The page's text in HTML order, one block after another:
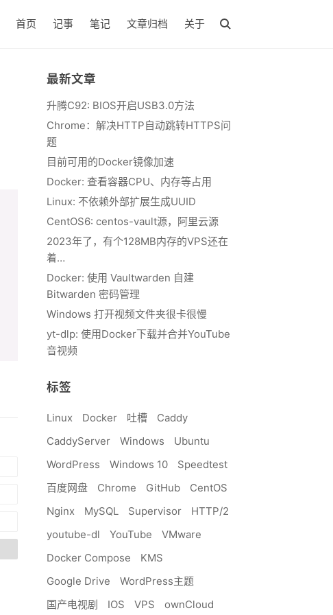
首页 记事 笔记 文章归档 关于
最新文章
升腾C92: BIOS开启USB3.0方法
Chrome：解决HTTP自动跳转HTTPS问
题
目前可用的Docker镜像加速
Docker: 查看容器CPU、内存等占用
Linux: 不依赖外部扩展生成UUID
CentOS6: centos-vault源，阿里云源
2023年了，有个128MB内存的VPS还在
着…
Docker: 使用 Vaultwarden 自建
Bitwarden 密码管理
Windows 打开视频文件夹很卡很慢
yt-dlp: 使用Docker下载并合并YouTube
音视频
标签
Linux Docker 吐槽
Caddy
CaddyServer
Windows
Ubuntu
WordPress
Windows 10
Speedtest
百度网盘
Chrome GitHub
CentOS
Nginx
MySQL Supervisor
HTTP/2
youtube-dl
YouTube
VMware
Docker Compose
KMS
Google Drive
WordPress主题
国产电视剧
IOS VPS ownCloud